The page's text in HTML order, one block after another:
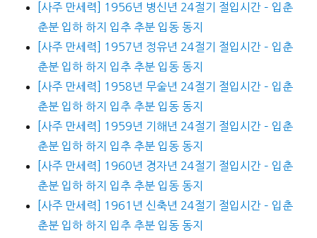
[사주 만세력] 1956년 병신년 24절기 절입시간 – 입춘
춘분 입하 하지 입추 추분 입동 동지
[사주 만세력] 1957년 정유년 24절기 절입시간 – 입춘
춘분 입하 하지 입추 추분 입동 동지
[사주 만세력] 1958년 무술년 24절기 절입시간 – 입춘
춘분 입하 하지 입추 추분 입동 동지
[사주 만세력] 1959년 기해년 24절기 절입시간 – 입춘
춘분 입하 하지 입추 추분 입동 동지
[사주 만세력] 1960년 경자년 24절기 절입시간 – 입춘
춘분 입하 하지 입추 추분 입동 동지
[사주 만세력] 1961년 신축년 24절기 절입시간 – 입춘
춘분 입하 하지 입추 추분 입동 동지